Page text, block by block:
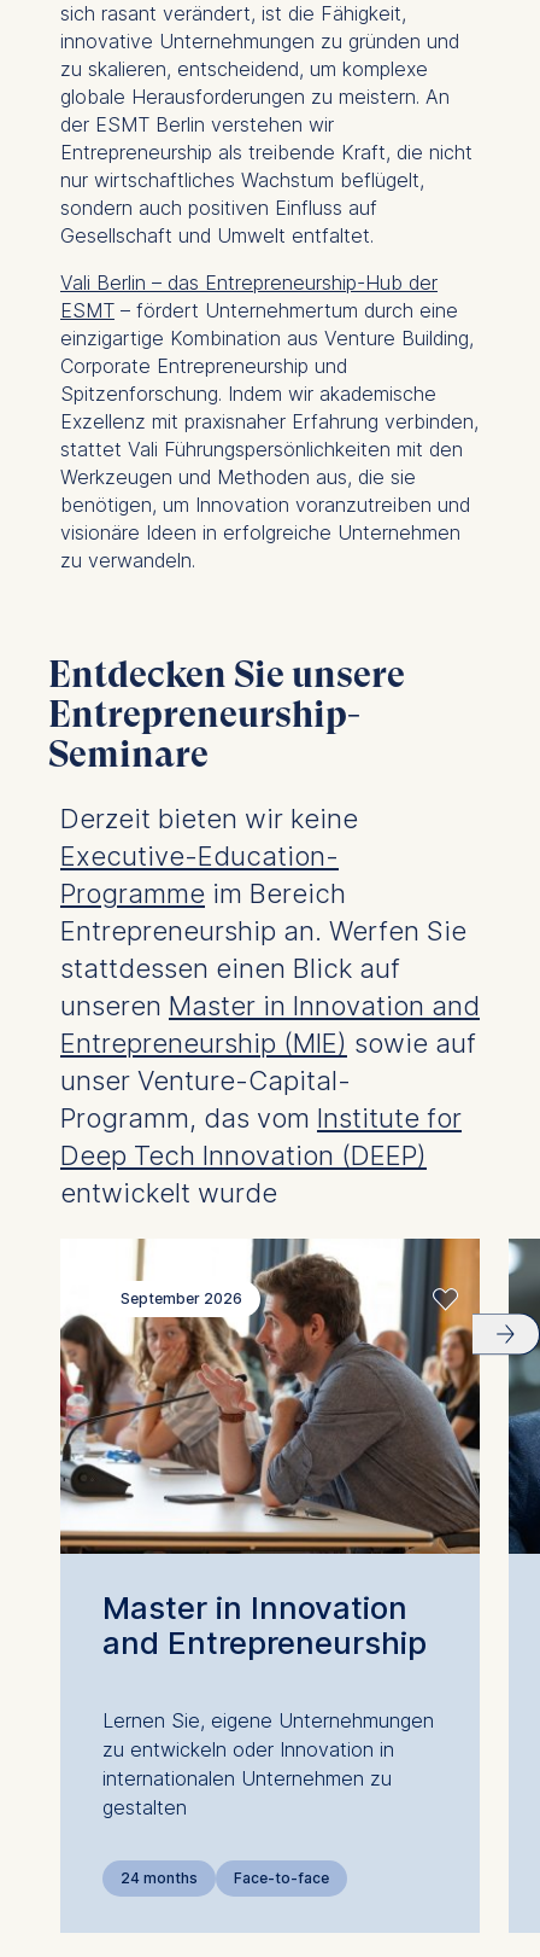
sich rasant verändert, ist die Fähigkeit,
innovative Unternehmungen zu gründen und
zu skalieren, entscheidend, um komplexe
globale Herausforderungen zu meistern. An
der ESMT Berlin verstehen wir
Entrepreneurship als treibende Kraft, die nicht
nur wirtschaftliches Wachstum beflügelt,
sondern auch positiven Einfluss auf
Gesellschaft und Umwelt entfaltet.
Vali Berlin – das Entrepreneurship-Hub der
ESMT– fördert Unternehmertum durch eine
einzigartige Kombination aus Venture Building,
Corporate Entrepreneurship und
Spitzenforschung. Indem wir akademische
Exzellenz mit praxisnaher Erfahrung verbinden,
stattet Vali Führungspersönlichkeiten mit den
Werkzeugen und Methoden aus, die sie
benötigen, um Innovation voranzutreiben und
visionäre Ideen in erfolgreiche Unternehmen
zu verwandeln.
Entdecken Sie unsere
Entrepreneurship-
Seminare
Derzeit bieten wir keine
Executive-Education-
Programme im Bereich
Entrepreneurship an. Werfen Sie
stattdessen einen Blick auf
unseren Master in Innovation and
Entrepreneurship (MIE) sowie auf
unser Venture-Capital-
Programm, das vom Institute for
Deep Tech Innovation (DEEP)
entwickelt wurde
September 2026
Master in Innovation
and Entrepreneurship
Lernen Sie, eigene Unternehmungen
zu entwickeln oder Innovation in
internationalen Unternehmen zu
gestalten
24 months Face-to-face